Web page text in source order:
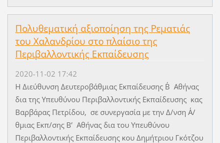
Πολυθεματική αξιοποίηση της Ρεματιάς
του Χαλανδρίου στο πλαίσιο της
Περιβαλλοντικής Εκπαίδευσης
2020-11-02 17:42
Η Διεύθυνση Δευτεροβάθμιας Εκπαίδευσης Β΄ Αθήνας
δια της Υπευθύνου Περιβαλλοντικής Εκπαίδευσης κας
Βαρβάρας Πετρίδου, σε συνεργασία με την Δ/νση Α΄/
θμιας Εκπ/σης Β’ Αθήνας δια του Υπευθύνου
Περιβαλλοντικής Εκπαίδευσης κου Δημήτριου Γκότζου